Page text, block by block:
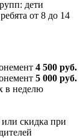
дети
от 8 до 14
4 500 руб.
5 000 руб.
в неделю
скидка при